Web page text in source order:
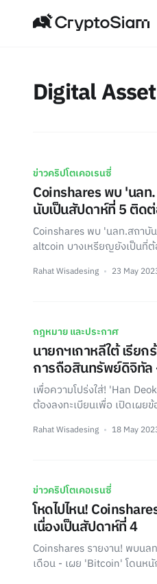
Digital Asset
ข่าวคริปโตเคอเรนซี่
Coinshares พบ 'นลท
นับเป็นสัปดาห์ที่ 5 ติด
Coinshares พบ 'นลท.สถาบั
altcoin บางเหรียญยังเป็นที่ต้
Rahat Wisadesing 23 May
กฎหมาย และประกาศ
นายกฯเกาหลีใต้ เรีย
การถือสินทรัพย์ดิจิทัล
เพื่อความโปร่งใส่! 'Han
ต้องลงทะเบียนเพื่อ เปิดเผย
Rahat Wisadesing 18 May
ข่าวคริปโตเคอเรนซี่
โหดไปไหน!
เนื่องเป็นสัปดาห์ที่ 4
Coinshares รายงาน! พบนล
เดือน - เผย 'Bitcoin' โดนห